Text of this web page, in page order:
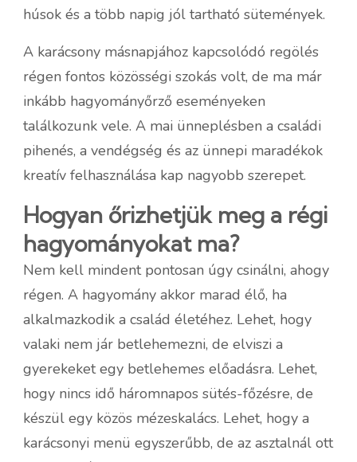
húsok és a több napig jól tartható sütemények.
A karácsony másnapjához kapcsolódó regölés
régen fontos közösségi szokás volt, de ma már
inkább hagyományőrző eseményeken
találkozunk vele. A mai ünneplésben a családi
pihenés, a vendégség és az ünnepi maradékok
kreatív felhasználása kap nagyobb szerepet.
Hogyan őrizhetjük meg a régi
hagyományokat ma?
Nem kell mindent pontosan úgy csinálni, ahogy
régen. A hagyomány akkor marad élő, ha
alkalmazkodik a család életéhez. Lehet, hogy
valaki nem jár betlehemezni, de elviszi a
gyerekeket egy betlehemes előadásra. Lehet,
hogy nincs idő háromnapos sütés-főzésre, de
készül egy közös mézeskalács. Lehet, hogy a
karácsonyi menü egyszerűbb, de az asztalnál ott